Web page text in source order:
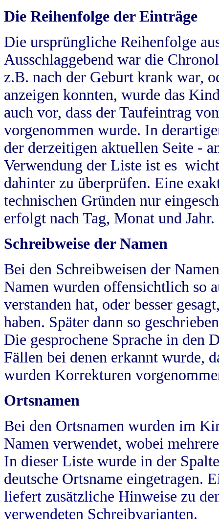
Die Reihenfolge der Einträge
Die ursprüngliche Reihenfolge
Ausschlaggebend war die
z.B. nach der Geburt krank war,
anzeigen konnten, wurde das
auch vor, dass der Taufeintrag
vorgenommen wurde. In
der derzeitigen aktuellen Seite -
Verwendung der Liste ist es
dahinter zu überprüfen. Eine
technischen Gründen nur
erfolgt nach Tag, Monat und Jahr.
Schreibweise der Namen
Bei den Schreibweisen der
Namen wurden offensichtlich so
verstanden hat, oder besser
haben. Später dann so
Die gesprochene Sprache in
Fällen bei denen erkannt wurde,
wurden Korrekturen
Ortsnamen
Bei den Ortsnamen wurden im
Namen verwendet, wobei
In dieser Liste wurde in der
deutsche Ortsname eingetragen.
liefert zusätzliche Hinweise zu
verwendeten Schreibvarianten.